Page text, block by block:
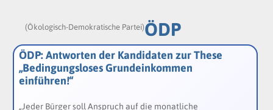
ÖDP
(Ökologisch-Demokratische Partei)
ÖDP: Antworten der Kandidaten zur These
„Bedingungsloses Grundeinkommen
einführen!“
„Jeder Bürger soll Anspruch auf die monatliche